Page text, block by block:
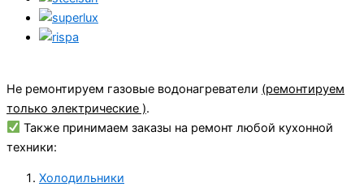
Не ремонтируем газовые водонагреватели (ремонтируем
только электрические ).
Также принимаем заказы на ремонт любой кухонной
техники:
Холодильники